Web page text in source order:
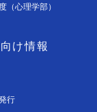
（心理学部）
け情報
行